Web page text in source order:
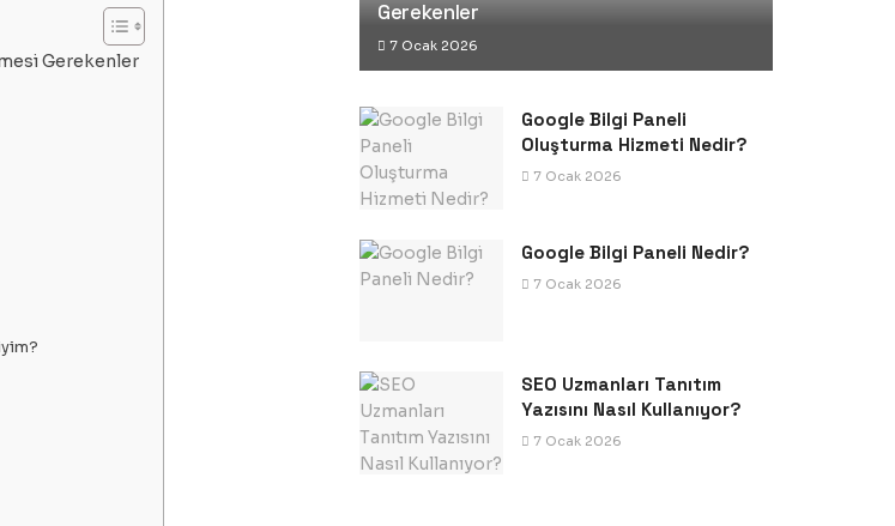
Gerekenler
Gerekenler
7 Ocak 2026
Google Bilgi Paneli
Oluşturma Hizmeti Nedir?
7 Ocak 2026
Google Bilgi Paneli Nedir?
7 Ocak 2026
SEO Uzmanları Tanıtım
Yazısını Nasıl Kullanıyor?
7 Ocak 2026